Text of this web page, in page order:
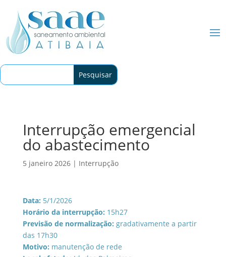
Interrupção emergencial
do abastecimento
5 janeiro 2026| Interrupção
Data: 5/1/2026
Horário da interrupção: 15h27
Previsão de normalização: gradativamente a partir
das 17h30
Motivo: manutenção de rede